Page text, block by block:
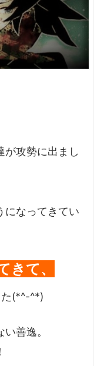
が攻勢に出まし
になってきてい
きて、
た(*^-^*)
善逸。